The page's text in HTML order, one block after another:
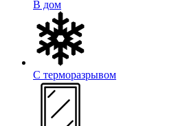
В дом
С терморазрывом